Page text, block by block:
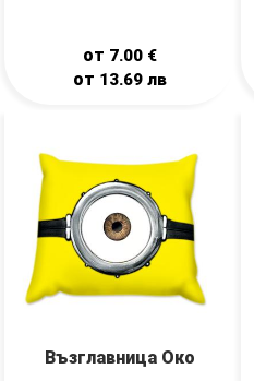
от 7.00 €
от 13.69 лв
Възглавница Око